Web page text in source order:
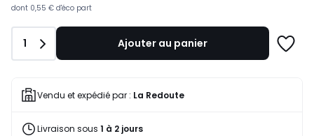
à
programme
pour
payer
place
118,47
dont 0,55 € d'éco part
Quantité
1 Ajouter au panier
Vendu et expédié par : La Redoute
Livraison sous 1 à 2 jours